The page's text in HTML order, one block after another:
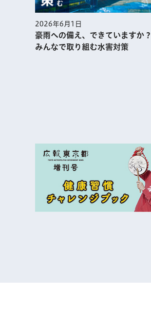
2026年6月1日
豪雨への備え、できていますか？
みんなで取り組む水害対策